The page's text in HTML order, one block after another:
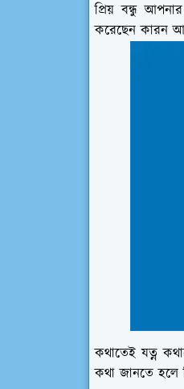
প্রিয় বন্ধু
করেছেন কারন
কথাতেই যত্ন
কথা জানতে